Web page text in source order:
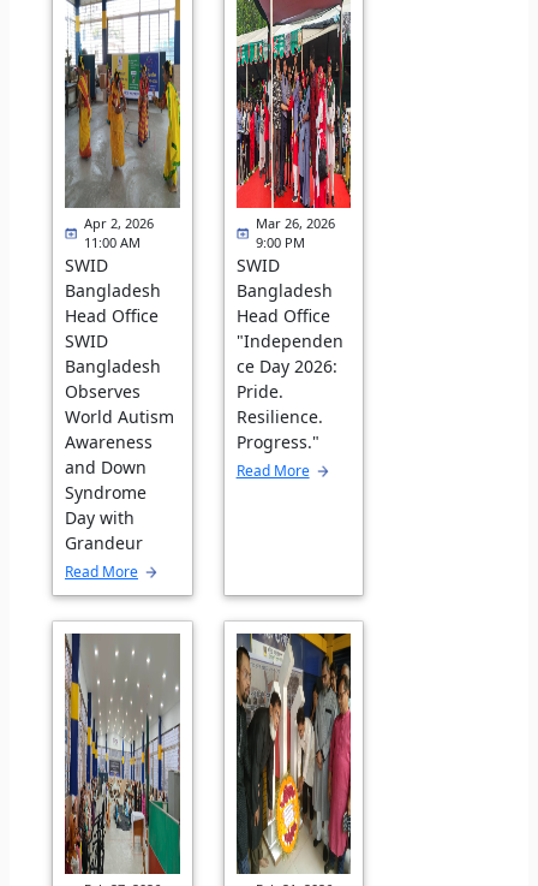
Apr 2, 2026
11:00 AM
SWID
Bangladesh
Head Office
SWID
Bangladesh
Observes
World Autism
Awareness
and Down
Syndrome
Day with
Grandeur
Read More
Mar 26, 2026
9:00 PM
SWID
Bangladesh
Head Office
"Independen
ce Day 2026:
Pride.
Resilience.
Progress."
Read More